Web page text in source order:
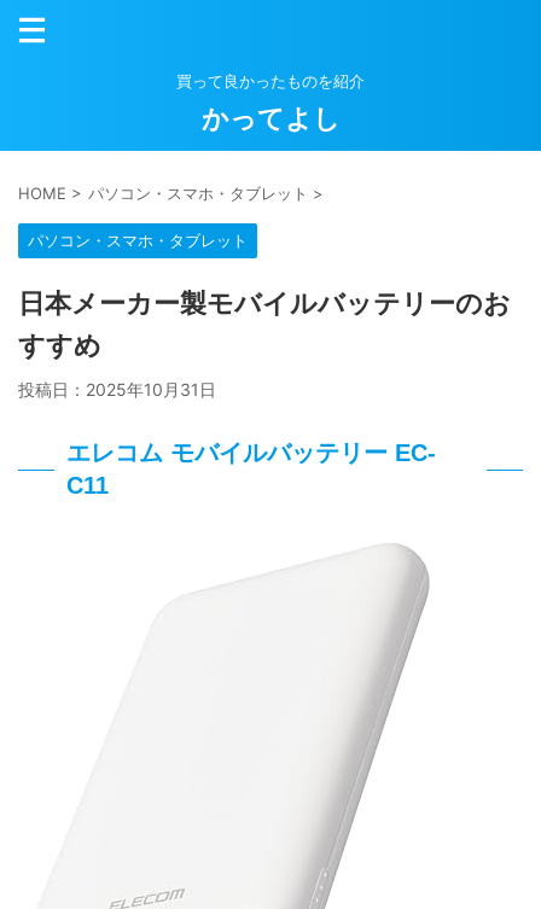
買って良かったものを紹介
かってよし
HOME > パソコン・スマホ・タブレット >
パソコン・スマホ・タブレット
日本メーカー製モバイルバッテリーのお
すすめ
投稿日： 2025年10月31日
エレコム モバイルバッテリー EC-
C11